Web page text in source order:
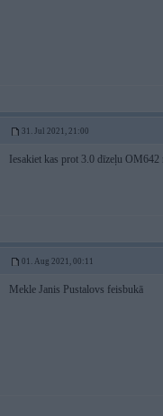
31. Jul 2021, 21:00
Iesakiet kas prot 3.0 dīzeļu OM642
01. Aug 2021, 00:11
Mekle Janis Pustalovs feisbukā